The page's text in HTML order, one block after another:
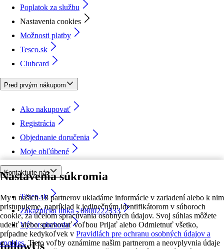
Nastavenia súkromia
My a našich 18 partnerov ukladáme informácie v zariadení alebo k nim
pristupujeme, napríklad k jedinečným identifikátorom v súboroch
cookie, za účelom spracúvania osobných údajov. Svoj súhlas môžete
udeliť alebo spravovať voľbou Prijať alebo Odmietnuť všetko,
prípadne kedykoľvek v Pravidlách pre ochranu osobných údajov a
cookies. Tieto voľby oznámime našim partnerom a neovplyvnia údaje
Poplatok za službu
Nastavenia cookies
Možnosti platby
Tesco.sk
Clubcard
Pred prvým nákupom
Ako nakupovať
Registrácia
Objednanie doručenia
Moje obľúbené
Kontaktujte nás
Tesco.sk
Zákaznícka linka - 0800222333
Výber obchodu
followUs